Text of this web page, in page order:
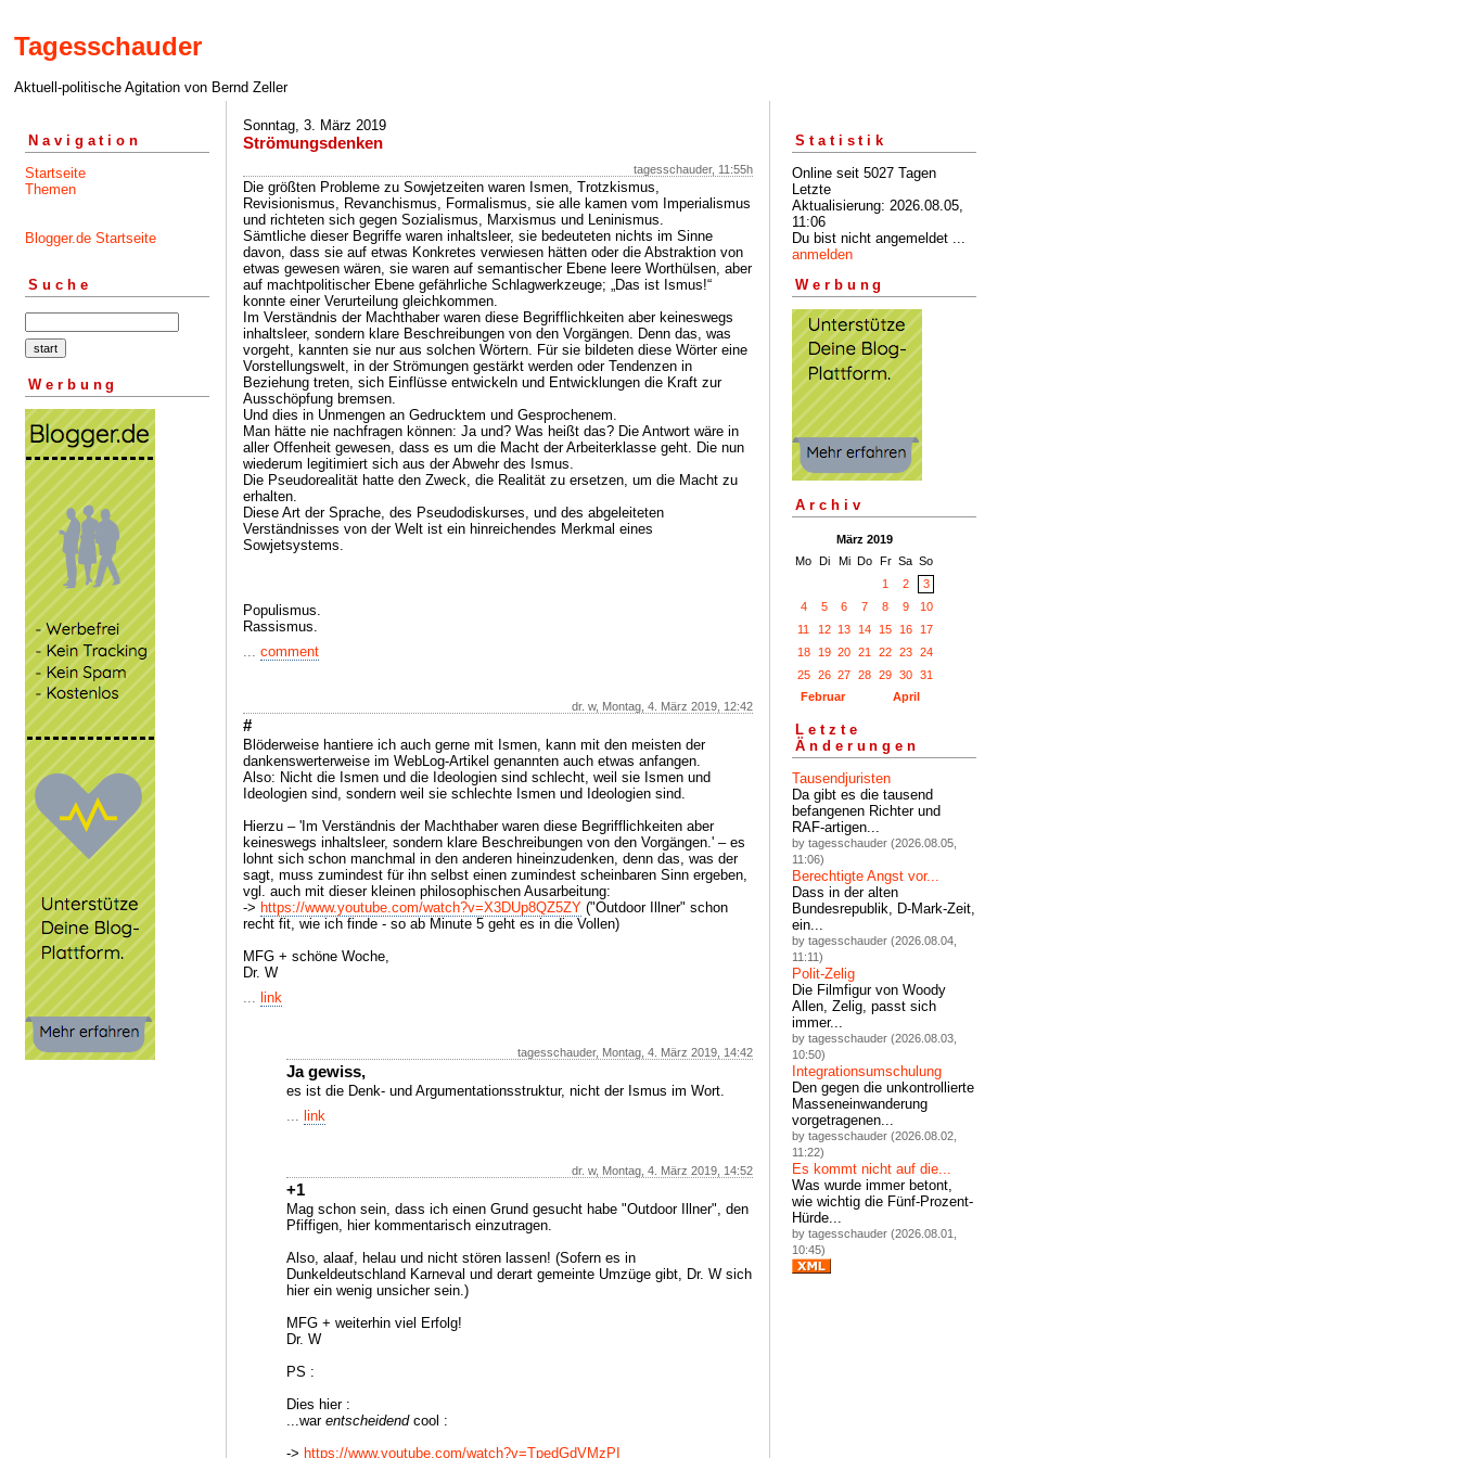
Tagesschauder
Aktuell-politische Agitation von Bernd Zeller
Navigation
Startseite
Themen
Blogger.de Startseite
Suche
Werbung
Sonntag, 3. März 2019
Strömungsdenken
tagesschauder, 11:55h
Die größten Probleme zu Sowjetzeiten waren Ismen, Trotzkismus,
Revisionismus, Revanchismus, Formalismus, sie alle kamen vom Imperialismus
und richteten sich gegen Sozialismus, Marxismus und Leninismus.
Sämtliche dieser Begriffe waren inhaltsleer, sie bedeuteten nichts im Sinne
davon, dass sie auf etwas Konkretes verwiesen hätten oder die Abstraktion von
etwas gewesen wären, sie waren auf semantischer Ebene leere Worthülsen, aber
auf machtpolitischer Ebene gefährliche Schlagwerkzeuge; „Das ist Ismus!“
konnte einer Verurteilung gleichkommen.
Im Verständnis der Machthaber waren diese Begrifflichkeiten aber keineswegs
inhaltsleer, sondern klare Beschreibungen von den Vorgängen. Denn das, was
vorgeht, kannten sie nur aus solchen Wörtern. Für sie bildeten diese Wörter eine
Vorstellungswelt, in der Strömungen gestärkt werden oder Tendenzen in
Beziehung treten, sich Einflüsse entwickeln und Entwicklungen die Kraft zur
Ausschöpfung bremsen.
Und dies in Unmengen an Gedrucktem und Gesprochenem.
Man hätte nie nachfragen können: Ja und? Was heißt das? Die Antwort wäre in
aller Offenheit gewesen, dass es um die Macht der Arbeiterklasse geht. Die nun
wiederum legitimiert sich aus der Abwehr des Ismus.
Die Pseudorealität hatte den Zweck, die Realität zu ersetzen, um die Macht zu
erhalten.
Diese Art der Sprache, des Pseudodiskurses, und des abgeleiteten
Verständnisses von der Welt ist ein hinreichendes Merkmal eines
Sowjetsystems.
Populismus.
Rassismus.
... comment
dr. w, Montag, 4. März 2019, 12:42
#
Blöderweise hantiere ich auch gerne mit Ismen, kann mit den meisten der
dankenswerterweise im WebLog-Artikel genannten auch etwas anfangen.
Also: Nicht die Ismen und die Ideologien sind schlecht, weil sie Ismen und
Ideologien sind, sondern weil sie schlechte Ismen und Ideologien sind.
Hierzu – 'Im Verständnis der Machthaber waren diese Begrifflichkeiten aber
keineswegs inhaltsleer, sondern klare Beschreibungen von den Vorgängen.' – es
lohnt sich schon manchmal in den anderen hineinzudenken, denn das, was der
sagt, muss zumindest für ihn selbst einen zumindest scheinbaren Sinn ergeben,
vgl. auch mit dieser kleinen philosophischen Ausarbeitung:
-> https://www.youtube.com/watch?v=X3DUp8QZ5ZY ("Outdoor Illner" schon
recht fit, wie ich finde - so ab Minute 5 geht es in die Vollen)
MFG + schöne Woche,
Dr. W
... link
tagesschauder, Montag, 4. März 2019, 14:42
Ja gewiss,
es ist die Denk- und Argumentationsstruktur, nicht der Ismus im Wort.
... link
dr. w, Montag, 4. März 2019, 14:52
+1
Mag schon sein, dass ich einen Grund gesucht habe "Outdoor Illner", den
Pfiffigen, hier kommentarisch einzutragen.
Also, alaaf, helau und nicht stören lassen! (Sofern es in
Dunkeldeutschland Karneval und derart gemeinte Umzüge gibt, Dr. W sich
hier ein wenig unsicher sein.)
MFG + weiterhin viel Erfolg!
Dr. W
PS :
Dies hier :
...war entscheidendcool :
-> https://www.youtube.com/watch?v=TpedGdVMzPI
Statistik
Online seit 5027 Tagen
Letzte
Aktualisierung: 2026.08.05,
11:06
Du bist nicht angemeldet ...
anmelden
Werbung
Archiv
März 2019
Mo Di Mi Do Fr Sa So
1
2
3
4
5 6 7 8 9
10
11
12 13 14 15 16
17
18
19 20 21 22 23
24
25
26 27 28 29 30
31
Februar
April
Letzte
Änderungen
Tausendjuristen
Da gibt es die tausend
befangenen Richter und
RAF-artigen...
by tagesschauder (2026.08.05,
11:06)
Berechtigte Angst vor...
Dass in der alten
Bundesrepublik, D-Mark-Zeit,
ein...
by tagesschauder (2026.08.04,
11:11)
Polit-Zelig
Die Filmfigur von Woody
Allen, Zelig, passt sich
immer...
by tagesschauder (2026.08.03,
10:50)
Integrationsumschulung
Den gegen die unkontrollierte
Masseneinwanderung
vorgetragenen...
by tagesschauder (2026.08.02,
11:22)
Es kommt nicht auf die...
Was wurde immer betont,
wie wichtig die Fünf-Prozent-
Hürde...
by tagesschauder (2026.08.01,
10:45)